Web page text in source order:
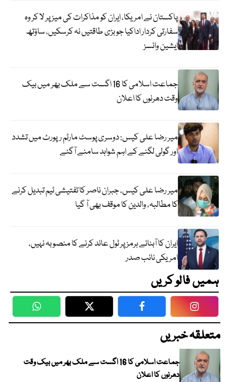
پاکستان نے امریکا، ایران کو مذاکرات کی میز پر لا کر وہ
سفارتی کردار اداکیا جو بڑی طاقتیں نہ کرسکیں، ساؤتھ
ایشین وائسز
جماعت اسلامی کا 16 اگست سے ملک بھر میں بیک
وقت دھرنوں کا اعلان
میر رضا علی کیس: دوسری پوسٹ مارٹم رپورٹ میں تشدد
اور گولی لگنے کے اہم شواہد سامنے آگئے
میر رضا علی کیس، جبران ناصر کا تفتیشی ٹیم تبدیل کرنے
کا مطالبہ، والدین کا موقف بھی آ گیا
ایران کا آبنائے ہرمز پر ٹول عائد کرنے کا منصوبہ نہیں،
امریکی نائب صدر
ہمیں فالو کریں
WhatsApp Twitter Facebook
متعلقہ خبریں
جماعت اسلامی کا 16 اگست سے ملک بھر میں بیک وقت
دھرنوں کا اعلان